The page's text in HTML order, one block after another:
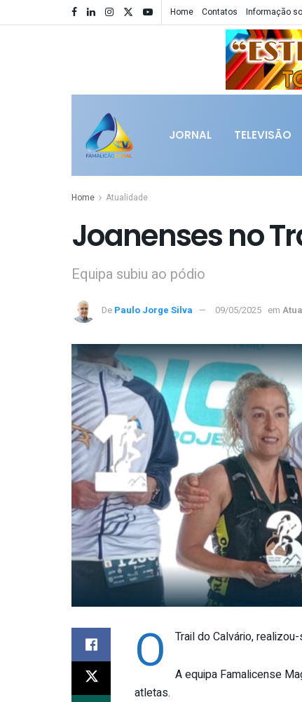
Home Contatos Informação
JORNAL TELEVISÃO
Home Atualidade
Joanenses no
Equipa subiu ao pódio
De Paulo Jorge Silva 09/05/2025 em
O Trail do Calvário,
A equipa Famalicense
atletas.